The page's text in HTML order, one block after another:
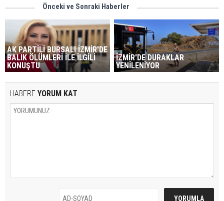
Önceki ve Sonraki Haberler
AK PARTİLİ BURSALI İZMİR'DE
BALIK ÖLÜMLERİ İLE İLGİLİ
KONUŞTU
İZMİR'DE DURAKLAR
YENİLENİYOR
HABERE YORUM KAT